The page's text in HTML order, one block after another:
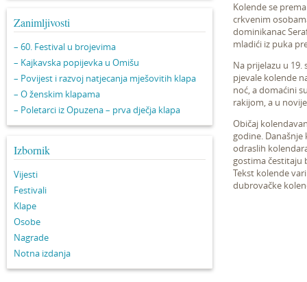
Zanimljivosti
– 60. Festival u brojevima
– Kajkavska popijevka u Omišu
– Povijest i razvoj natjecanja mješovitih klapa
– O ženskim klapama
– Poletarci iz Opuzena – prva dječja klapa
Izbornik
Vijesti
Festivali
Klape
Osobe
Nagrade
Notna izdanja
Kolende se
crkvenim
dominikanac
mladići iz puka
Na prijelazu u
pjevale kolende
noć, a domaćini
rakijom, a u
Običaj
godine.
odraslih
gostima čestitaju
Tekst kolende
dubrovačke